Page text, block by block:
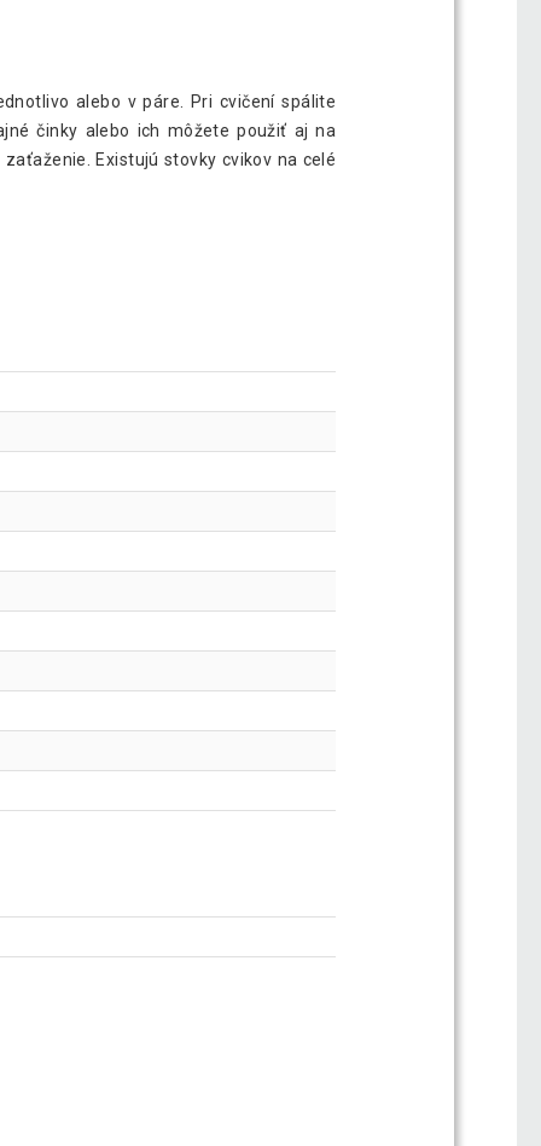
činka, vinylová, žltá, 4 kg
činiek, plast, 113 kg
alebo v páre. Pri cvičení spálite
činky alebo ich môžete použiť aj na
Existujú stovky cvikov na celé